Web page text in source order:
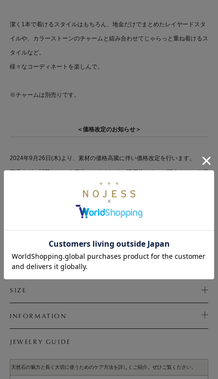
潔く1本で着けるスタイルはもちろん、地金だけでまとめたレイヤードスタ
イルや、カラーストーンのチャームと組み合わせてじゃらっと重ね着けるス
タイルなど。
様々なコーディネートを楽しんで。
※チャームは別売りです。
＜価格改定のお知らせ＞
2024年9月26日(木)より、素材の価格高騰に伴い価格改定を行います。
商品タグに記載している価格につきまして、旧価格のものが混在している場
合がございます。ご了承下さいますよう、お願い申し上げます。
※天然石や天然素材を使用しているものは、サイズ・色味・風合いの違い
や、若干の傷、内包物の有無などに個体差があります。予めご了承くださ
DETAIL
SIZE
INFORMATION
JEWELRY GUIDE
天然石の魅力と長く大切に使うためのケア方法を詳しくご紹介。ぜひご覧ください。